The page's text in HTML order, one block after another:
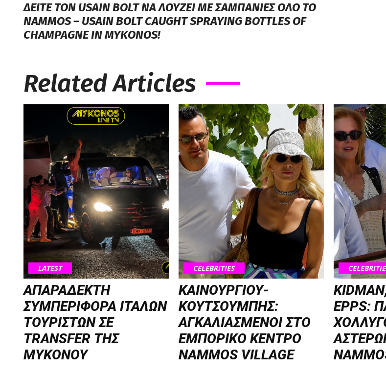
ΔΕΙΤΕ ΤΟΝ USAIN BOLT ΝΑ ΛΟΥΖΕΙ ΜΕ ΣΑΜΠΑΝΙΕΣ ΟΛΟ ΤΟ
NAMMOS – USAIN BOLT CAUGHT SPRAYING BOTTLES OF
CHAMPAGNE IN MYKONOS!
Related Articles
LATEST
ΑΠΑΡΑΔΕΚΤΗ
ΣΥΜΠΕΡΙΦΟΡΑ ΙΤΑΛΩΝ
ΤΟΥΡΙΣΤΩΝ ΣΕ
TRANSFER ΤΗΣ
ΜΥΚΟΝΟΥ
CELEBRITIES
ΚΑΙΝΟΥΡΓΙΟΥ-
ΚΟΥΤΣΟΥΜΠΗΣ:
ΑΓΚΑΛΙΑΣΜΕΝΟΙ ΣΤΟ
ΕΜΠΟΡΙΚΟ ΚΕΝΤΡΟ
NAMMOS VILLAGE
EPPS: